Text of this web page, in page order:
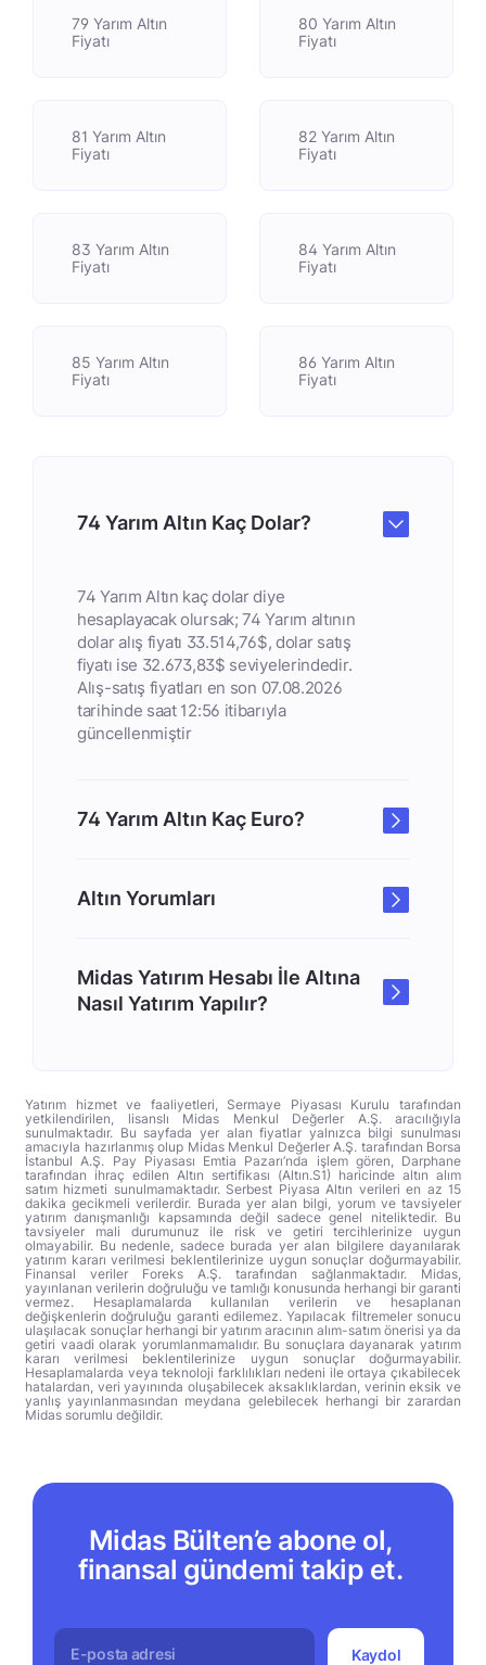
79 Yarım Altın
Fiyatı
80 Yarım Altın
Fiyatı
81 Yarım Altın
Fiyatı
82 Yarım Altın
Fiyatı
83 Yarım Altın
Fiyatı
84 Yarım Altın
Fiyatı
85 Yarım Altın
Fiyatı
86 Yarım Altın
Fiyatı
74 Yarım Altın Kaç Dolar?
74 Yarım Altın kaç dolar diye
hesaplayacak olursak; 74 Yarım altının
dolar alış fiyatı 33.514,76$, dolar satış
fiyatı ise 32.673,83$ seviyelerindedir.
Alış-satış fiyatları en son 07.08.2026
tarihinde saat 12:56 itibarıyla
güncellenmiştir
74 Yarım Altın Kaç Euro?
Altın Yorumları
Midas Yatırım Hesabı İle Altına
Nasıl Yatırım Yapılır?
Yatırım hizmet ve faaliyetleri, Sermaye Piyasası Kurulu tarafından
yetkilendirilen, lisanslı Midas Menkul Değerler A.Ş. aracılığıyla
sunulmaktadır. Bu sayfada yer alan fiyatlar yalnızca bilgi sunulması
amacıyla hazırlanmış olup Midas Menkul Değerler A.Ş. tarafından Borsa
İstanbul A.Ş. Pay Piyasası Emtia Pazarı’nda işlem gören, Darphane
tarafından ihraç edilen Altın sertifikası (Altın.S1) haricinde altın alım
satım hizmeti sunulmamaktadır. Serbest Piyasa Altın verileri en az 15
dakika gecikmeli verilerdir. Burada yer alan bilgi, yorum ve tavsiyeler
yatırım danışmanlığı kapsamında değil sadece genel niteliktedir. Bu
tavsiyeler mali durumunuz ile risk ve getiri tercihlerinize uygun
olmayabilir. Bu nedenle, sadece burada yer alan bilgilere dayanılarak
yatırım kararı verilmesi beklentilerinize uygun sonuçlar doğurmayabilir.
Finansal veriler Foreks A.Ş. tarafından sağlanmaktadır. Midas,
yayınlanan verilerin doğruluğu ve tamlığı konusunda herhangi bir garanti
vermez. Hesaplamalarda kullanılan verilerin ve hesaplanan
değişkenlerin doğruluğu garanti edilemez. Yapılacak filtremeler sonucu
ulaşılacak sonuçlar herhangi bir yatırım aracının alım-satım önerisi ya da
getiri vaadi olarak yorumlanmamalıdır. Bu sonuçlara dayanarak yatırım
kararı verilmesi beklentilerinize uygun sonuçlar doğurmayabilir.
Hesaplamalarda veya teknoloji farklılıkları nedeni ile ortaya çıkabilecek
hatalardan, veri yayınında oluşabilecek aksaklıklardan, verinin eksik ve
yanlış yayınlanmasından meydana gelebilecek herhangi bir zarardan
Midas sorumlu değildir.
Midas Bülten’e abone ol,
finansal gündemi takip et.
Kaydol